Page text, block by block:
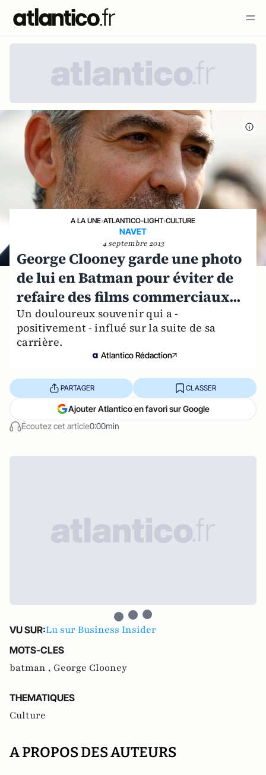
A LA UNE›ATLANTICO-LIGHT›CULTURE
NAVET
4 septembre 2013
George Clooney garde une photo
de lui en Batman pour éviter de
refaire des films commerciaux...
Un douloureux souvenir qui a -
positivement - influé sur la suite de sa
carrière.
Atlantico Rédaction
Écoutez cet article0:00min
PARTAGER CLASSER
Ajouter Atlantico en favori sur Google
VU SUR:Lu sur Business Insider
MOTS-CLES
batman , George Clooney
THEMATIQUES
Culture
A PROPOS DES AUTEURS